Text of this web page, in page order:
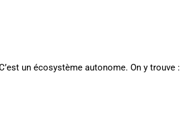
un écosystème autonome. On y trouve :